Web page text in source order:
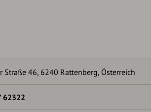
Straße 46, 6240 Rattenberg, Österreich
62322